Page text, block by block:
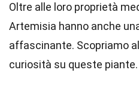
Oltre alle loro proprietà
Artemisia hanno anche
affascinante. Scopriamo
curiosità su queste piante.